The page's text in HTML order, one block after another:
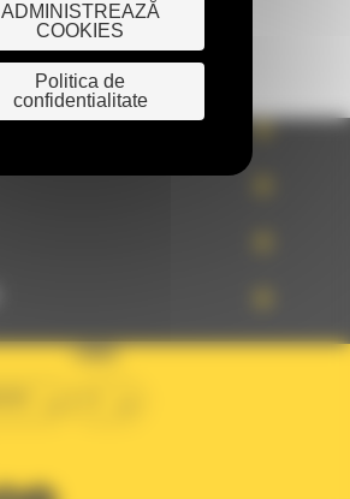
LIMBA
ADMINISTREAZĂ
COOKIES
Politica de
confidentialitate